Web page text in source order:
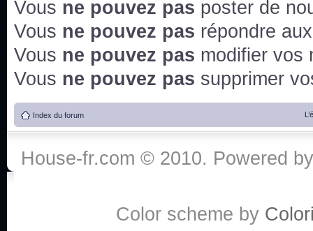
Vous ne pouvez pas poster de
Vous ne pouvez pas répondre
Vous ne pouvez pas modifier vos
Vous ne pouvez pas supprimer
Index du forum
House-fr.com © 2010. Powered
Color scheme by